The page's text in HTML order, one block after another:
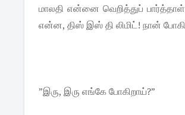
மாலதி என்னை வெறித்துப்
என்ன, திஸ் இஸ் தி லிமிட்! நான்
”இரு, இரு எங்கே போகிறாய்?”